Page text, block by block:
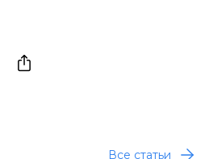
Все статьи